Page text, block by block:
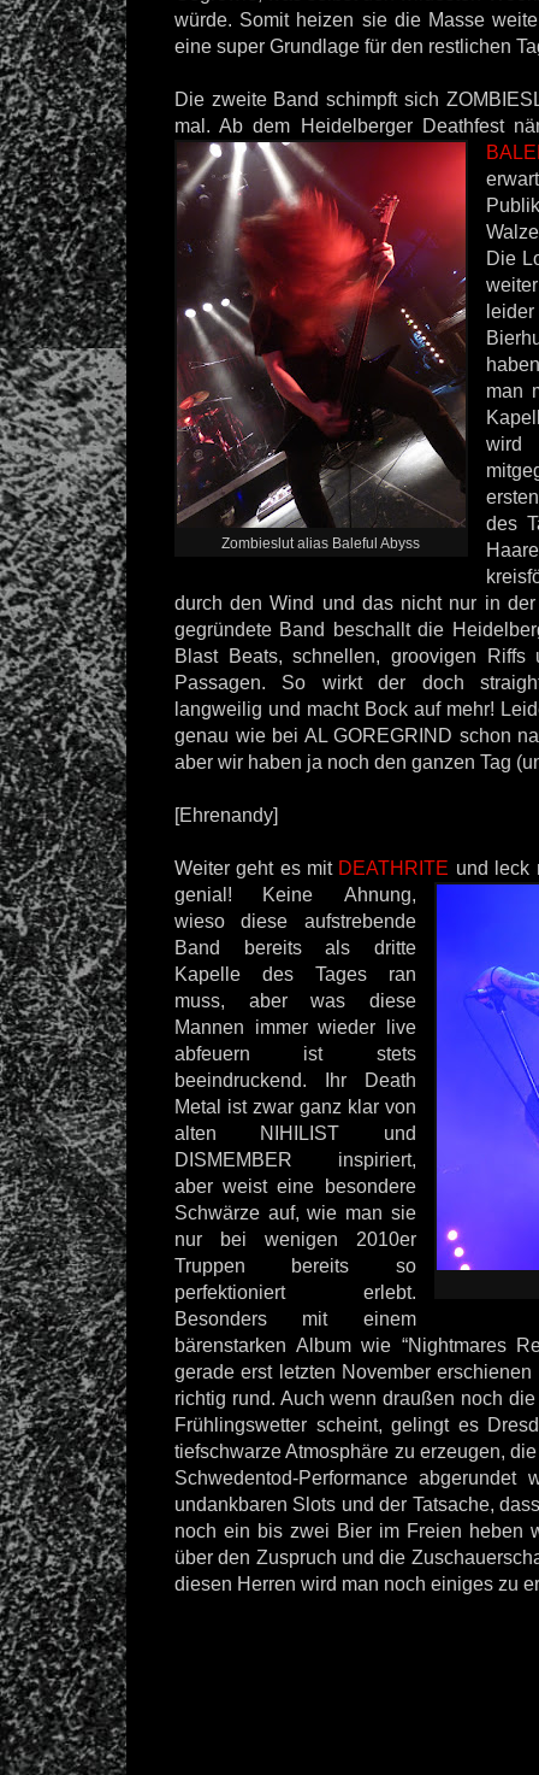
würde. Somit heizen sie die Masse
eine super Grundlage für den restlichen
Die zweite Band schimpft sich
mal. Ab dem Heidelberger Deathfest
Zombieslut alias Baleful Abyss
Die
man
wird
des
durch den Wind und das nicht nur in
gegründete Band beschallt die
Blast Beats, schnellen, groovigen Riffs
Passagen. So wirkt der doch
langweilig und macht Bock auf mehr!
genau wie bei AL GOREGRIND schon
aber wir haben ja noch den ganzen Tag
[Ehrenandy]
Weiter geht es mit DEATHRITE und leck
genial! Keine Ahnung,
wieso diese aufstrebende
Band bereits als dritte
Kapelle des Tages ran
muss, aber was diese
Mannen immer wieder live
abfeuern ist stets
beeindruckend. Ihr Death
Metal ist zwar ganz klar von
alten NIHILIST und
DISMEMBER inspiriert,
aber weist eine besondere
Schwärze auf, wie man sie
nur bei wenigen 2010er
Truppen bereits so
perfektioniert erlebt.
Besonders mit einem
bärenstarken Album wie “Nightmares
gerade erst letzten November
richtig rund. Auch wenn draußen noch
Frühlingswetter scheint, gelingt es
tiefschwarze Atmosphäre zu erzeugen,
Schwedentod-Performance abgerundet
undankbaren Slots und der Tatsache,
noch ein bis zwei Bier im Freien heben
über den Zuspruch und die
diesen Herren wird man noch einiges zu